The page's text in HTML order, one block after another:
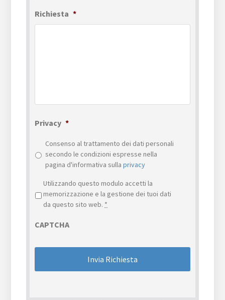
Richiesta *
Privacy *
Consenso al trattamento dei dati personali
secondo le condizioni espresse nella
pagina d'informativa sullaprivacy
Privacy *
Utilizzando questo modulo accetti la
memorizzazione e la gestione dei tuoi dati
da questo sito web. *
CAPTCHA